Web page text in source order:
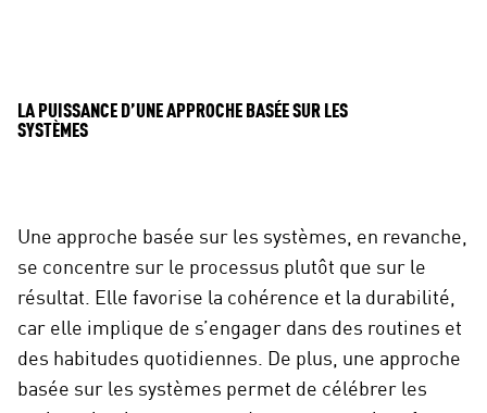
LA PUISSANCE D’UNE APPROCHE BASÉE SUR LES
SYSTÈMES
Une approche basée sur les systèmes, en revanche,
se concentre sur le processus plutôt que sur le
résultat. Elle favorise la cohérence et la durabilité,
car elle implique de s’engager dans des routines et
des habitudes quotidiennes. De plus, une approche
basée sur les systèmes permet de célébrer les